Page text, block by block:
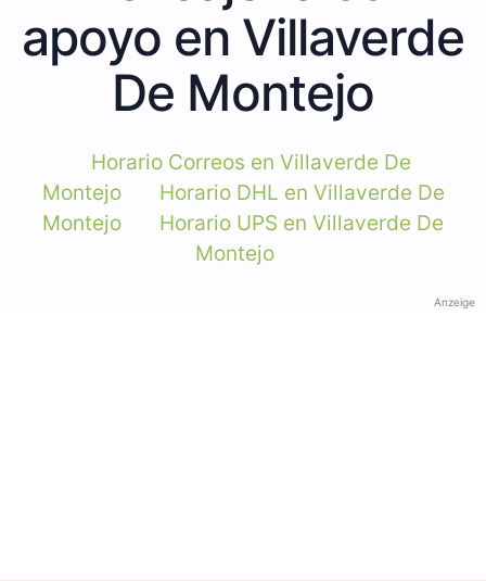
apoyo en Villaverde
De Montejo
Horario Correos en Villaverde De
Montejo
Horario DHL en Villaverde De
Montejo
Horario UPS en Villaverde De
Montejo
Anzeige